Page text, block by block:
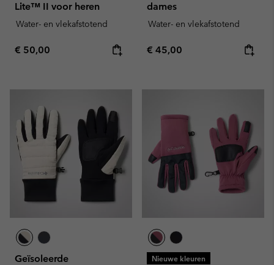
Lite™ II voor heren
Water- en vlekafstotend
Regular price:
€ 50,00
dames
Water- en vlekafstotend
Regular price:
€ 45,00
Geïsoleerde
Nieuwe kleuren